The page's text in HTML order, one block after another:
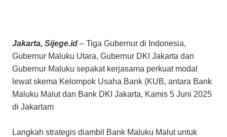
Jakarta, Sijege.id – Tiga Gubernur di Indonesia,
Gubernur Maluku Utara, Gubernur DKI Jakarta dan
Gubernur Maluku sepakat kerjasama perkuat modal
lewat skema Kelompok Usaha Bank (KUB, antara Bank
Maluku Malut dan Bank DKI Jakarta, Kamis 5 Juni 2025
di Jakartam
Langkah strategis diambil Bank Maluku Malut untuk